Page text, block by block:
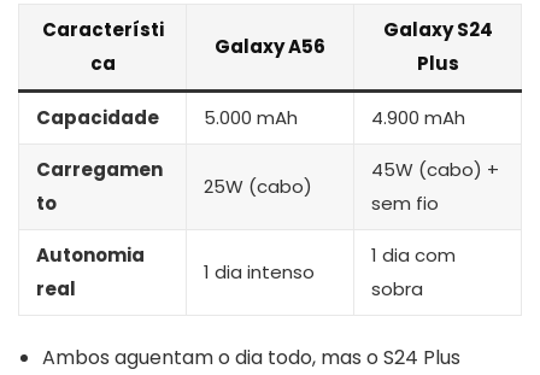
Característi
ca
Galaxy A56
Galaxy S24
Plus
Capacidade 5.000 mAh 4.900 mAh
Carregamen
to
25W (cabo)
45W (cabo) +
sem fio
Autonomia
real
1 dia intenso
1 dia com
sobra
Ambos aguentam o dia todo, mas o S24 Plus